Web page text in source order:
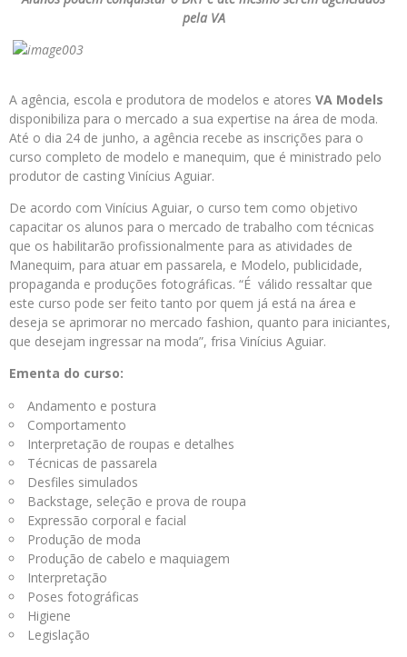
pela VA
A agência, escola e produtora de modelos e atores VA Models
disponibiliza para o mercado a sua expertise na área de moda.
Até o dia 24 de junho, a agência recebe as inscrições para o
curso completo de modelo e manequim, que é ministrado pelo
produtor de casting Vinícius Aguiar.
De acordo com Vinícius Aguiar, o curso tem como objetivo
capacitar os alunos para o mercado de trabalho com técnicas
que os habilitarão profissionalmente para as atividades de
Manequim, para atuar em passarela, e Modelo, publicidade,
propaganda e produções fotográficas. “É válido ressaltar que
este curso pode ser feito tanto por quem já está na área e
deseja se aprimorar no mercado fashion, quanto para iniciantes,
que desejam ingressar na moda”, frisa Vinícius Aguiar.
Ementa do curso:
Andamento e postura
Comportamento
Interpretação de roupas e detalhes
Técnicas de passarela
Desfiles simulados
Backstage, seleção e prova de roupa
Expressão corporal e facial
Produção de moda
Produção de cabelo e maquiagem
Interpretação
Poses fotográficas
Higiene
Legislação